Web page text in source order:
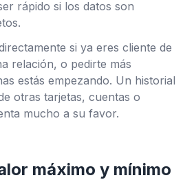
rápido si los datos son
si ya eres cliente de
relación, o pedirte más
estás empezando. Un historial
otras tarjetas, cuentas o
mucho a su favor.
máximo y mínimo